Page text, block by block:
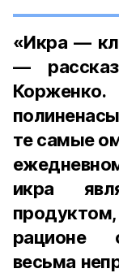
«Икра —
—
те самые
икра
рационе
весьма